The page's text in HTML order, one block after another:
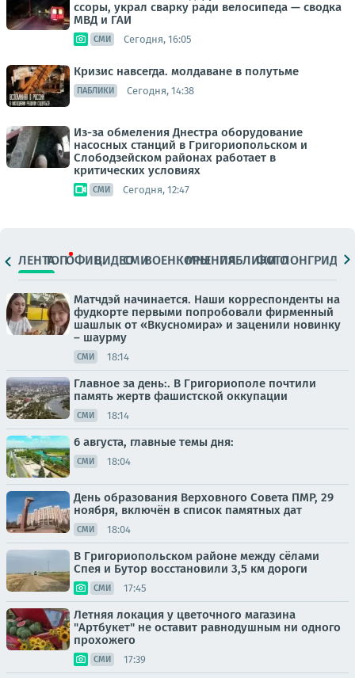
ссоры, украл сварку ради велосипеда — сводка
МВД и ГАИ
СМИ Сегодня, 16:05
Кризис навсегда. молдаване в полутьме
ПАБЛИКИ Сегодня, 14:38
Из-за обмеления Днестра оборудование
насосных станций в Григориопольском и
Слободзейском районах работает в
критических условиях
СМИ Сегодня, 12:47
ЛЕНТАТОПОФИЦ.ВИДЕОСМИВОЕНКОРЫМНЕНИЯПАБЛИКИ
ФОТОЛОНГРИДЫ
Матчдэй начинается. Наши корреспонденты на
фудкорте первыми попробовали фирменный
шашлык от «Вкусномира» и заценили новинку
– шаурму
СМИ 18:14
Главное за день:. В Григориополе почтили
память жертв фашистской оккупации
СМИ 18:14
6 августа, главные темы дня:
СМИ 18:04
День образования Верховного Совета ПМР, 29
ноября, включён в список памятных дат
СМИ 18:04
В Григориопольском районе между сёлами
Спея и Бутор восстановили 3,5 км дороги
СМИ 17:45
Летняя локация у цветочного магазина
"Артбукет" не оставит равнодушным ни одного
прохожего
СМИ 17:39